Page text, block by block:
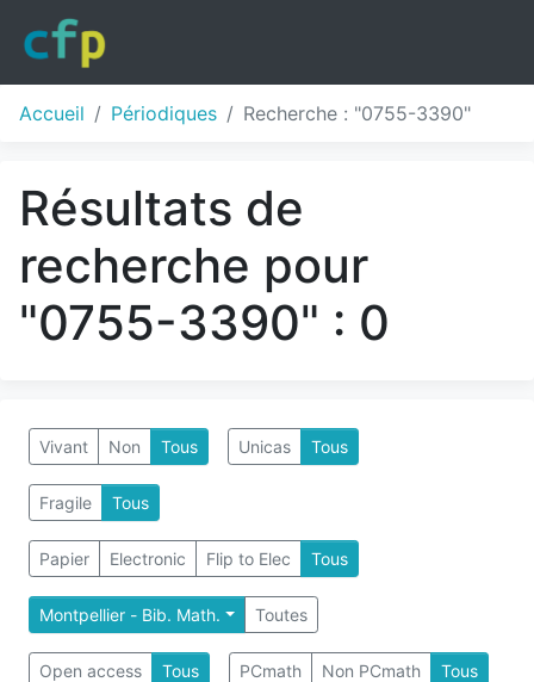
Accueil Périodiques Recherche : "0755-3390"
Résultats de
recherche pour
"0755-3390" : 0
Vivant Non Tous Unicas Tous
Fragile Tous
Papier Electronic Flip to Elec Tous
Montpellier - Bib. Math. Toutes
Open access Tous PCmath Non PCmath Tous